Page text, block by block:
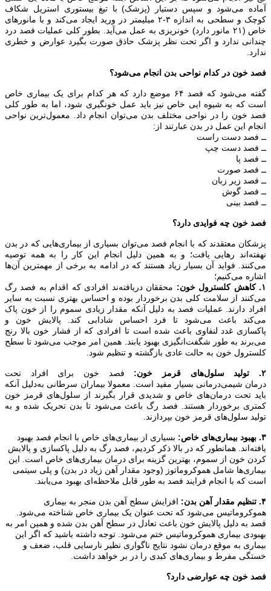
آماده می‌شود و سپس دستیار (پزشک) با تیغ بیستوری استریل شکاف
کوچک و سطحی به اندازه ۳-۲ میلیمتر در ورید ایجاد می‌کند و با مانور‌های
خاص (۲۱ مانور دارد) خونریزی به عمل می‌آید. بطور کلی عملیات فصد درد
چندانی ندارد و اگر تحت نظر پزشک حاذق صورت بگیرد عوارض و خطری
ندارد.
فصد خون در کدام نواحی بدن انجام می‌شود؟
گفته می‌شود که فصد ۶۴ موضع دارد که هر کدام برای یک بیماری خاص
است که به شیوه ایی خاص نیز باید عمل خونگیری شود، اما به طور کلی
فصد خون را در نواحی مختلف بدن می‌توان انجام داد. معمول‌ترین نواحی
انجام این عمل در بدن عبارتند از:
ــ فصد دست راست
ــ فصد دست چپ
ــ فصد پا
ــ فصد صورت
ــ فصد زیر زبان
ــ فصد گوش
ــ فصد بینی
فصد خون چه فوایدی دارد؟
پزشکان معتقدند که با انجام فصد می‌توان بسیاری از بیماری‌هایی که در بدن
نهفته‌اند رهایی یافت؛ و به همین دلیل انجام این کار را به همه توصیه
می‌کنند. فواید آن بسیار زیاد هستند که در ادامه به برخی از مهمترین آن‌ها
اشاره می‌کنیم؛
۱.
کاهش کلسترول خون: محققان دریافته‌ند افرادی که اقدام به فصد رگ
می‌کنند از سلامت کلی بدن برخوردار بوده و احساس بهتری نسبت به سایر
افراد دارند. عملیات فصد به دلیل آنکه مقدار زیادی سموم را از خون پاک
می‌کند باعث می‌شود تا فرد احساس شادابی کند. پالایش خون و
پاکسازی غدد لنفاوی باعث شده است تا افرادی که از فشار خون بالا رنج
می‌برند به طور شگفت‌انگیزی بهبود یابند. همین امر موجب می‌شود تا سطح
کلسترول خون به حالت عادی بازگشته و تنظیم شود.
۲. تولید سلول‌های قرمز خون: فصد خون برای افراد تحت
درمان شیمی‌درمانی بسیار مفید است. معمولا بیماران سرطانی به‌دلیل آنکه
باید تحت درمان‌های خاص و شدیدی قرار بگیرند از سلول‌های قرمز خون
کمتری برخوردار هستند. فصد رگ باعث می‌شود تا بدن تحریک شده و به
تولید سلول‌های قرمز خون بپردازند.
۳. بهبود بیماری‌های خاص: بسیاری از بیماری‌های خاص با انجام فصد بهبود
یافته‌اند. همانطور که در بالا ذکر کردیم، فصد رگ به دلیل پاکسازی و پالایش
کردن خون از سموم، بهترین گزینه برای درمان بیماری‌های خاص است. این
بیماری‌ها شامل هموکروماتوز (وجود مقدار آهن زیاد در بدن) و پلی سیتمی
است که با انجام فرایند فصد به طور قابل ملاحظه‌ای بهبود می‌یابند.
۴. تنظیم مقدار آهن بدن: افزایش سطح آهن بدن منجر به بیماری
هموکروماتیس می‌شود که تحت عنوان یک بیماری خاص شناخته می‌شود.
فصد به دلیل پالایش خون باعث تعادل در سطح آهن بدن شده و همین امر به
بهبودی بیماری هموکروماتیس ختم می‌شود. توجه داشته باشید که اگر این
بیماری به موقع درمان نشود نتایج ناگواری نظیر نارسایی قلب، ضعف و
خستگی مفرط و بیماری‌های کبدی را در بر خواهد داشت.
فصد خون چه عوارضی دارد؟